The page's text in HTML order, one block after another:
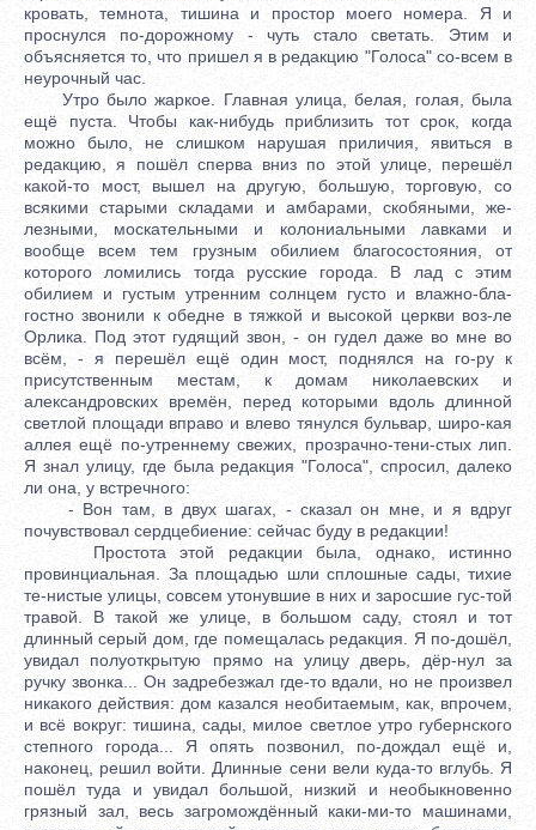
кровать, темнота, тишина и простор моего номера. Я и
проснулся по-дорожному - чуть стало светать. Этим и
объясняется то, что пришел я в редакцию "Голоса" со-всем в
неурочный час.
Утро было жаркое. Главная улица, белая, голая, была
ещё пуста. Чтобы как-нибудь приблизить тот срок, когда
можно было, не слишком нарушая приличия, явиться в
редакцию, я пошёл сперва вниз по этой улице, перешёл
какой-то мост, вышел на другую, большую, торговую, со
всякими старыми складами и амбарами, скобяными, же-
лезными, москательными и колониальными лавками и
вообще всем тем грузным обилием благосостояния, от
которого ломились тогда русские города. В лад с этим
обилием и густым утренним солнцем густо и влажно-бла-
гостно звонили к обедне в тяжкой и высокой церкви воз-ле
Орлика. Под этот гудящий звон, - он гудел даже во мне во
всём, - я перешёл ещё один мост, поднялся на го-ру к
присутственным местам, к домам николаевских и
александровских времён, перед которыми вдоль длинной
светлой площади вправо и влево тянулся бульвар, широ-кая
аллея ещё по-утреннему свежих, прозрачно-тени-стых лип.
Я знал улицу, где была редакция "Голоса", спросил, далеко
ли она, у встречного:
- Вон там, в двух шагах, - сказал он мне, и я вдруг
почувствовал сердцебиение: сейчас буду в редакции!
Простота этой редакции была, однако, истинно
провинциальная. За площадью шли сплошные сады, тихие
те-нистые улицы, совсем утонувшие в них и заросшие гус-той
травой. В такой же улице, в большом саду, стоял и тот
длинный серый дом, где помещалась редакция. Я по-дошёл,
увидал полуоткрытую прямо на улицу дверь, дёр-нул за
ручку звонка... Он задребезжал где-то вдали, но не произвел
никакого действия: дом казался необитаемым, как, впрочем,
и всё вокруг: тишина, сады, милое светлое утро губернского
степного города... Я опять позвонил, по-дождал ещё и,
наконец, решил войти. Длинные сени вели куда-то вглубь. Я
пошёл туда и увидал большой, низкий и необыкновенно
грязный зал, весь загромождённый каки-ми-то машинами,